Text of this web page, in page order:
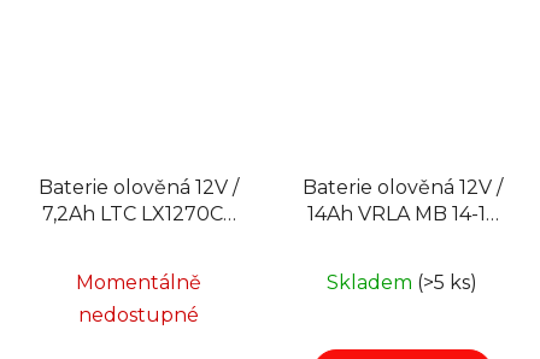
Baterie olověná 12V /
7,2Ah LTC LX1270CS
Momentálně
nedostupné
Baterie olověná 12V /
14Ah VRLA MB 14-12
Skladem (>5 ks)